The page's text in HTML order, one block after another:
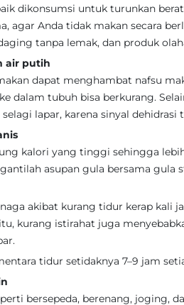
dikonsumsi untuk turunkan
agar Anda tidak makan secara
tanpa lemak, dan produk
air putih
dapat menghambat nafsu
dalam tubuh bisa berkurang.
lapar, karena sinyal dehidrasi
kalori yang tinggi sehingga
asupan gula bersama gula
akibat kurang tidur kerap kali
kurang istirahat juga
tidur setidaknya 7–9 jam
bersepeda, berenang, joging,